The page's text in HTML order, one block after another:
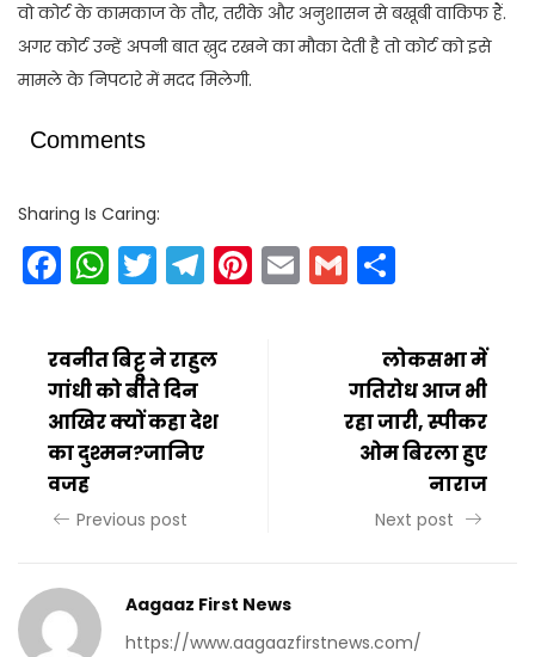
वो कोर्ट के कामकाज के तौर, तरीके और अनुशासन से बखूबी वाकिफ हैं.
अगर कोर्ट उन्हें अपनी बात ख़ुद रखने का मौका देती है तो कोर्ट को इसे
मामले के निपटारे में मदद मिलेगी.
Comments
Sharing Is Caring:
Facebook
WhatsApp
Twitter
Telegram
Pinterest
EmailGmail
रवनीत बिट्टू ने राहुल
गांधी को बीते दिन
आखिर क्यों कहा देश
का दुश्मन?जानिए
वजह
Previous post
लोकसभा में
गतिरोध आज भी
रहा जारी, स्पीकर
ओम बिरला हुए
नाराज
Next post
Aagaaz First News
https://www.aagaazfirstnews.com/